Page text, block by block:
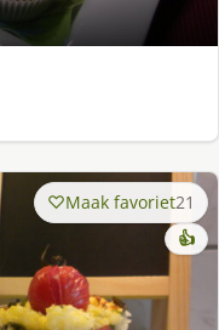
Maak favoriet21
👍